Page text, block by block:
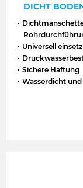
DICHT
Universell
Sichere Haftung
Wasserdicht